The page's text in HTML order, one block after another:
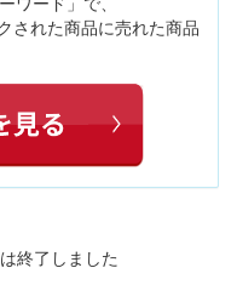
された商品に売れた商品
終了しました